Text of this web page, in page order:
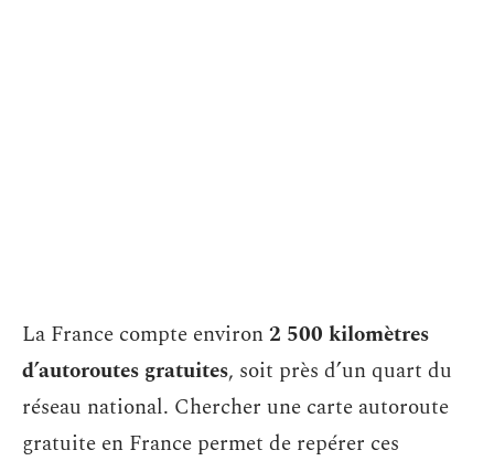
La France compte environ2 500 kilomètres
d’autoroutes gratuites, soit près d’un quart du
réseau national. Chercher une carte autoroute
gratuite en France permet de repérer ces